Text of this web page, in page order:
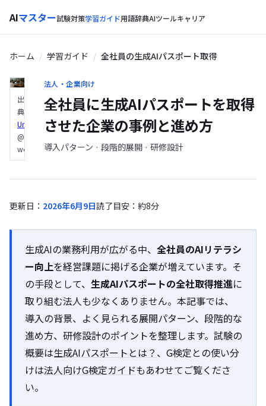
AIマスター試験対策学習ガイド用語辞典AIツールキャリア
ホーム 学習ガイド 全社員の生成AIパスポート取得
法人・企業向け
全社員に生成AIパスポートを取得
させた企業の事例と進め方
導入パターン · 段階的展開 · 研修設計
出
典：
Unsplash（Christina
@
wocintechchat.com）
更新日： 2026年6月9日読了目安：約8分
生成AIの業務利用が広がる中、 全社員のAIリテラシ
ー向上を経営課題に掲げる企業が増えています。そ
の手段として、 生成AIパスポートの全社取得推進に
取り組む法人も少なくありません。本記事では、
導入の背景、よく見られる展開パターン、段階的な
進め方、研修設計のポイントを整理します。試験の
概要は生成AIパスポートとは？ 、G検定との使い分
けは法人向けG検定ガイドもあわせてご覧くださ
い。